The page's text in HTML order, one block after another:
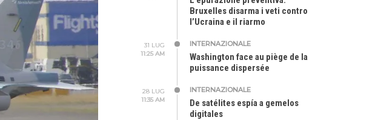
Bruxelles disarma i veti contro
l’Ucraina e il riarmo
31 LUG
11:25 AM
INTERNAZIONALE
Washington face au piège de la
puissance dispersée
28 LUG
11:35 AM
INTERNAZIONALE
De satélites espía a gemelos
digitales